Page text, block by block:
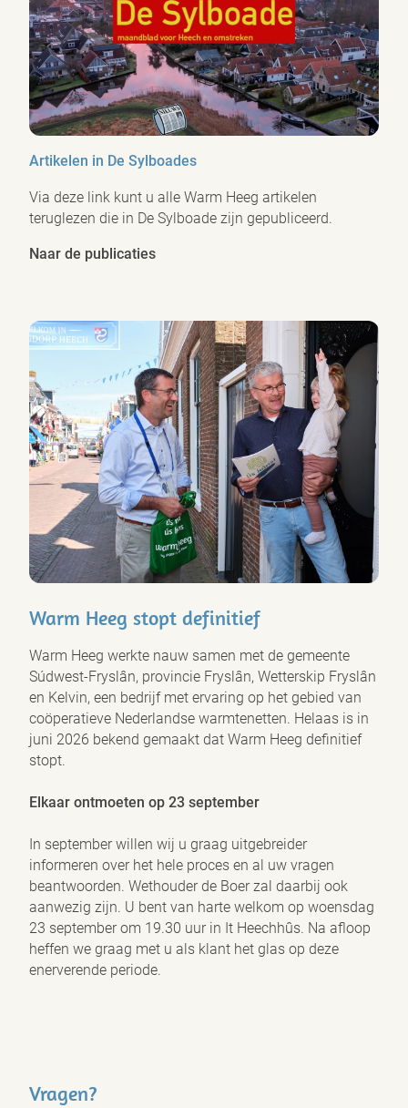
Artikelen in De Sylboades
Via deze link kunt u alle Warm Heeg artikelen
teruglezen die in De Sylboade zijn gepubliceerd.
Naar de publicaties
Warm Heeg stopt definitief
Warm Heeg werkte nauw samen met de gemeente
Súdwest-Fryslân, provincie Fryslân, Wetterskip Fryslân
en Kelvin, een bedrijf met ervaring op het gebied van
coöperatieve Nederlandse warmtenetten. Helaas is in
juni 2026 bekend gemaakt dat Warm Heeg definitief
stopt.
Elkaar ontmoeten op 23 september
In september willen wij u graag uitgebreider
informeren over het hele proces en al uw vragen
beantwoorden. Wethouder de Boer zal daarbij ook
aanwezig zijn. U bent van harte welkom op woensdag
23 september om 19.30 uur in It Heechhûs. Na afloop
heffen we graag met u als klant het glas op deze
enerverende periode.
Vragen?